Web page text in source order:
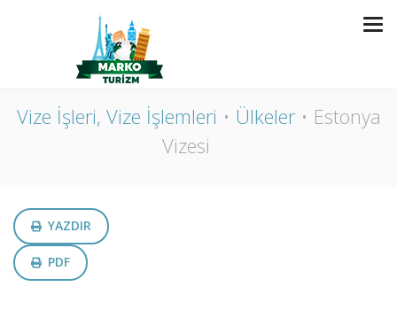
ESTONYA VIZESI
Vize İşleri, Vize İşlemleri Ülkeler
Estonya
Vizesi
YAZDIR
PDF